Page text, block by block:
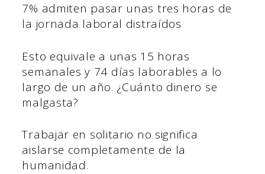
7% admiten pasar unas tres horas de
la jornada laboral distraídos
Esto equivale a unas 15 horas
semanales y 74 días laborables a lo
largo de un año. ¿Cuánto dinero se
malgasta?
Trabajar en solitario no significa
aislarse completamente de la
humanidad.